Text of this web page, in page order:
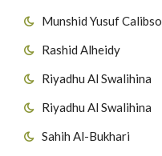
Munshid Yusuf Calibso
Rashid Alheidy
Riyadhu Al Swalihina
Riyadhu Al Swalihina
Sahih Al-Bukhari